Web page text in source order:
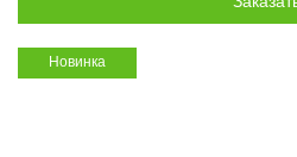
Новинка